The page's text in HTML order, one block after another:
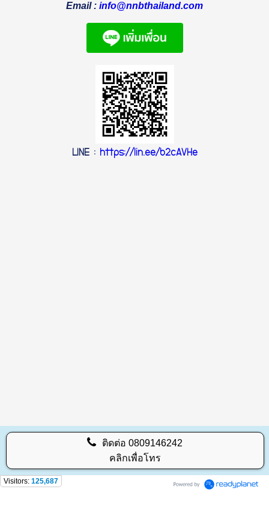
Email : info@nnbthailand.com
LINE: https://lin.ee/b2cAVHe
ติดต่อ0809146242
คลิกเพื่อโทร
Visitors: 125,687